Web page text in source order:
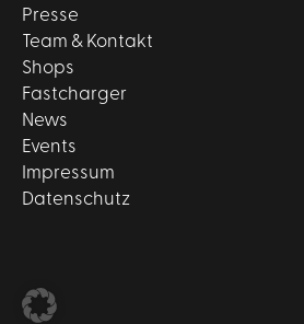
Presse
Team & Kontakt
Shops
Fastcharger
News
Events
Impressum
Datenschutz